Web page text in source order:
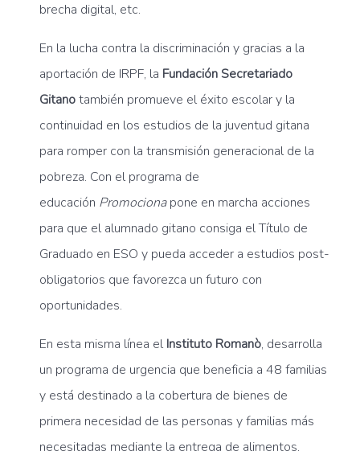
brecha digital, etc.
En la lucha contra la discriminación y gracias a la
aportación de IRPF, la Fundación Secretariado
Gitanotambién promueve el éxito escolar y la
continuidad en los estudios de la juventud gitana
para romper con la transmisión generacional de la
pobreza. Con el programa de
educación Promocionapone en marcha acciones
para que el alumnado gitano consiga el Título de
Graduado en ESO y pueda acceder a estudios post-
obligatorios que favorezca un futuro con
oportunidades.
En esta misma línea el Instituto Romanò, desarrolla
un programa de urgencia que beneficia a 48 familias
y está destinado a la cobertura de bienes de
primera necesidad de las personas y familias más
necesitadas mediante la entrega de alimentos,